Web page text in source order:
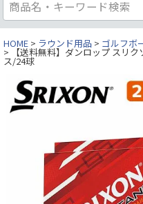
HOME ラウンド用品 ゴルフボ
【送料無料】ダンロップ スリ
ス/24球